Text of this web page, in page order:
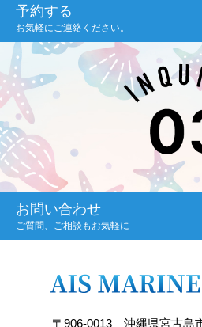
予約する
お気軽にご連絡ください。
お問い合わせ
ご質問、ご相談もお気軽に
〒906-0013 沖縄県宮古島